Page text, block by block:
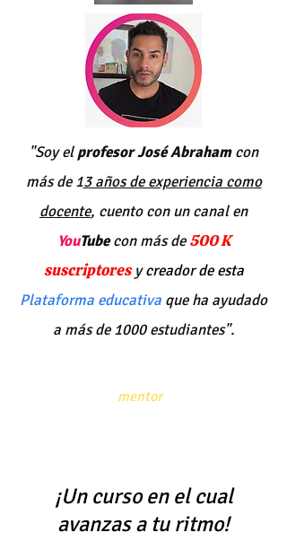
"Soy elprofesor José Abrahamcon
más de 13 años de experiencia como
docente, cuento con un canal en
YouTubecon más de500 K
suscriptoresycreador de esta
Plataforma educativa que ha ayudado
a más de 1000 estudiantes".
mentory guiarte en el
¡Un curso en el cual
avanzas a tu ritmo!